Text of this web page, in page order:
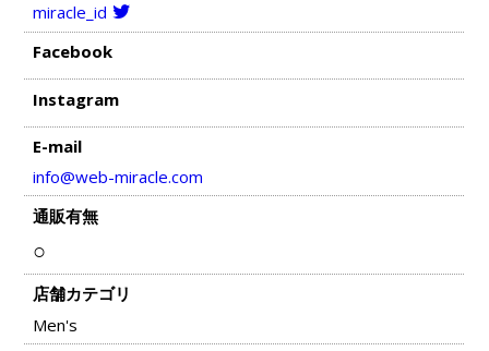
miracle_id
Facebook
Instagram
E-mail
info@web-miracle.com
通販有無
○
店舗カテゴリ
Men's